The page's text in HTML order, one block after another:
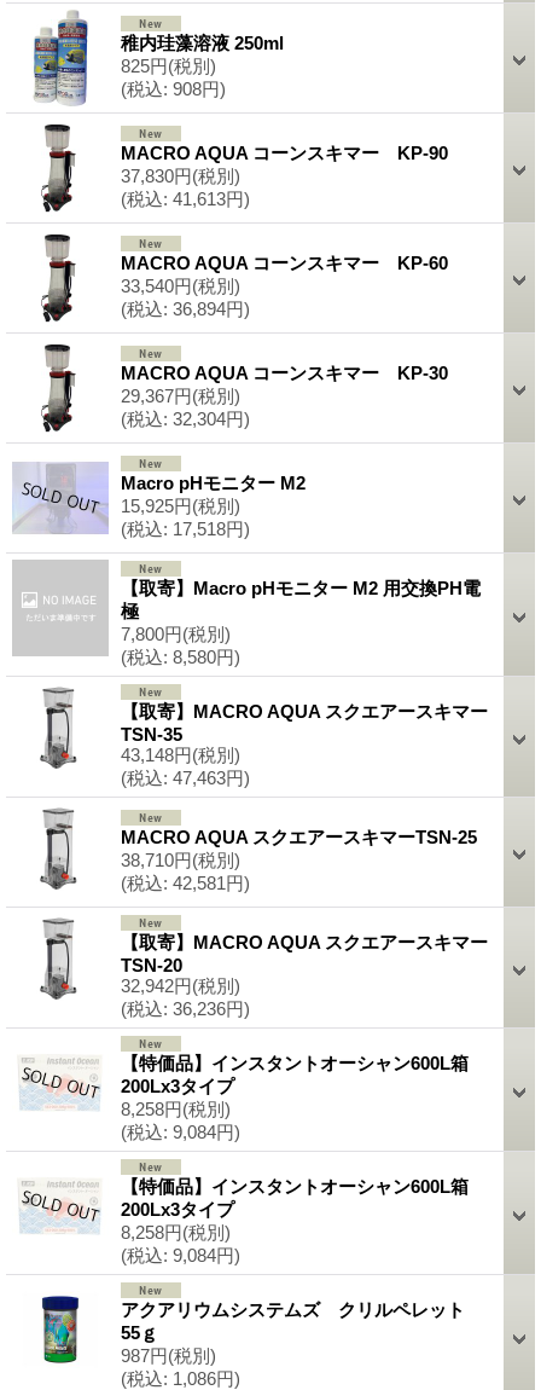
稚内珪藻溶液 250ml
825円(税別)
(税込: 908円)
MACRO AQUA コーンスキマー KP-90
37,830円(税別)
(税込: 41,613円)
MACRO AQUA コーンスキマー KP-60
33,540円(税別)
(税込: 36,894円)
MACRO AQUA コーンスキマー KP-30
29,367円(税別)
(税込: 32,304円)
Macro pHモニター M2
15,925円(税別)
(税込: 17,518円)
【取寄】Macro pHモニター M2 用交換PH電
極
7,800円(税別)
(税込: 8,580円)
【取寄】MACRO AQUA スクエアースキマー
TSN-35
43,148円(税別)
(税込: 47,463円)
MACRO AQUA スクエアースキマーTSN-25
38,710円(税別)
(税込: 42,581円)
【取寄】MACRO AQUA スクエアースキマー
TSN-20
32,942円(税別)
(税込: 36,236円)
【特価品】インスタントオーシャン600L箱
200Lx3タイプ
8,258円(税別)
(税込: 9,084円)
【特価品】インスタントオーシャン600L箱
200Lx3タイプ
8,258円(税別)
(税込: 9,084円)
アクアリウムシステムズ クリルペレット
55ｇ
987円(税別)
(税込: 1,086円)